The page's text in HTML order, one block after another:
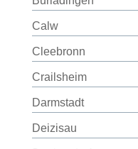
Calw
Cleebronn
Crailsheim
Darmstadt
Deizisau